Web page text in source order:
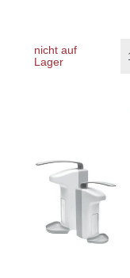
nicht auf
Lager